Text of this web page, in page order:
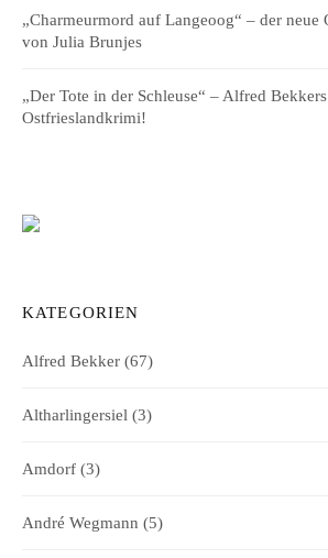
„Charmeurmord auf Langeoog“ – der neue
von Julia Brunjes
„Der Tote in der Schleuse“ – Alfred
Ostfrieslandkrimi!
KATEGORIEN
Alfred Bekker (67)
Altharlingersiel (3)
Amdorf (3)
André Wegmann (5)